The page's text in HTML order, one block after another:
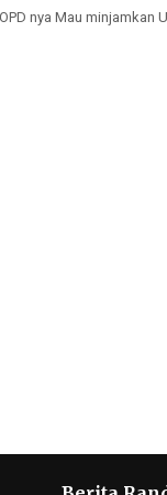
nya Mau minjamkan